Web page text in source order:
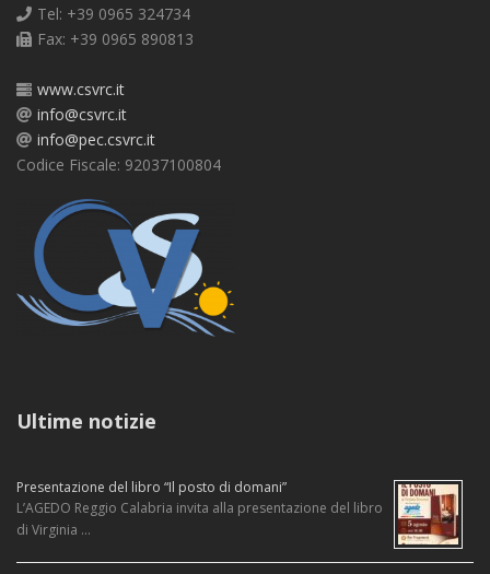
Tel: +39 0965 324734
Fax: +39 0965 890813
www.csvrc.it
info@csvrc.it
info@pec.csvrc.it
Codice Fiscale: 92037100804
Ultime notizie
Presentazione del libro “Il posto di domani”
L’AGEDO Reggio Calabria invita alla presentazione del libro
di Virginia …